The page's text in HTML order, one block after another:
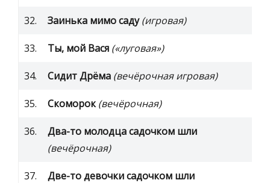
32. Заинька мимо саду(игровая)
33. Ты, мой Вася («луговая»)
34. Сидит Дрёма (вечёрочная игровая)
35. Скоморок (вечёрочная)
36.
Два-то молодца садочком шли
(вечёрочная)
37.
Две-то девочки садочком шли